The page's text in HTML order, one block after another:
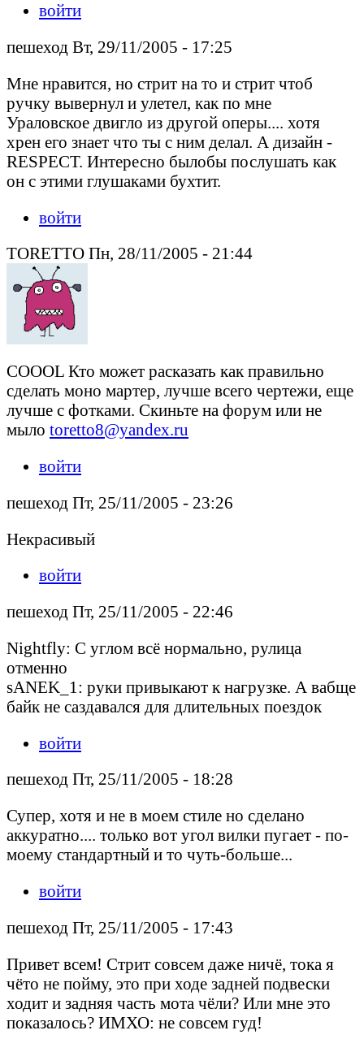
войти
пешеход Вт, 29/11/2005 - 17:25
Мне нравится, но стрит на то и стрит чтоб
ручку вывернул и улетел, как по мне
Ураловское двигло из другой оперы.... хотя
хрен его знает что ты с ним делал. А дизайн -
RESPECT. Интересно былобы послушать как
он с этими глушаками бухтит.
войти
TORETTO Пн, 28/11/2005 - 21:44
COOOL Кто может расказать как правильно
сделать моно мартер, лучше всего чертежи, еще
лучше с фотками. Скиньте на форум или не
мыло toretto8@yandex.ru
войти
пешеход Пт, 25/11/2005 - 23:26
Некрасивый
войти
пешеход Пт, 25/11/2005 - 22:46
Nightfly: С углом всё нормально, рулица
отменно
sANEK_1: руки привыкают к нагрузке. А вабще
байк не саздавался для длительных поездок
войти
пешеход Пт, 25/11/2005 - 18:28
Супер, хотя и не в моем стиле но сделано
аккуратно.... только вот угол вилки пугает - по-
моему стандартный и то чуть-больше...
войти
пешеход Пт, 25/11/2005 - 17:43
Привет всем! Стрит совсем даже ничё, тока я
чёто не пойму, это при ходе задней подвески
ходит и задняя часть мота чёли? Или мне это
показалось? ИМХО: не совсем гуд!